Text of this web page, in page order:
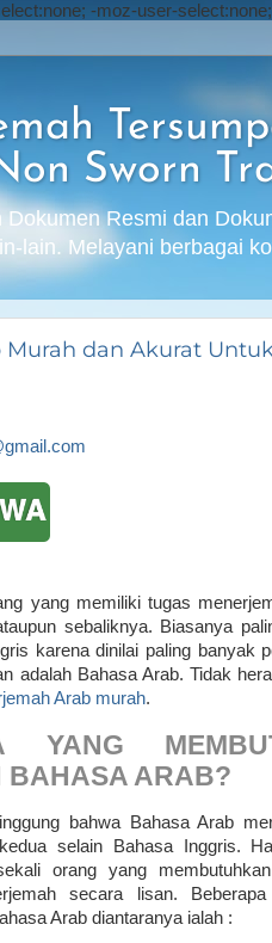
-moz-user-
Sworn
Resmi dan
lain. Melayani berbagai
Murah dan Akurat
yang memiliki tugas
sebaliknya. Biasanya
karena dinilai paling banyak
adalah Bahasa Arab. Tidak
Arab murah.
YANG
BAHASA ARAB?
bahwa Bahasa Arab
selain Bahasa Inggris.
orang yang
secara lisan.
Arab diantaranya ialah :